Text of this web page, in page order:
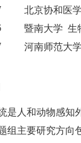
北京协和医
暨南大学 生
河南师范大
人和动物感知外
组主要研究方向